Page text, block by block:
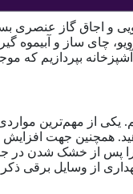
و اجاق گاز عنصری
چای ساز و
بپردازیم
یکی از مهم‌ترین
همچنین جهت
پس از خشک شدن در
از وسایل برقی ذکر